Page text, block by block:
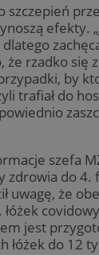
szczepień
efekty.
że rzadko się
by
trafiał do
szefa
zdrowia do 4.
uwagę, że
jest
łóżek do 12